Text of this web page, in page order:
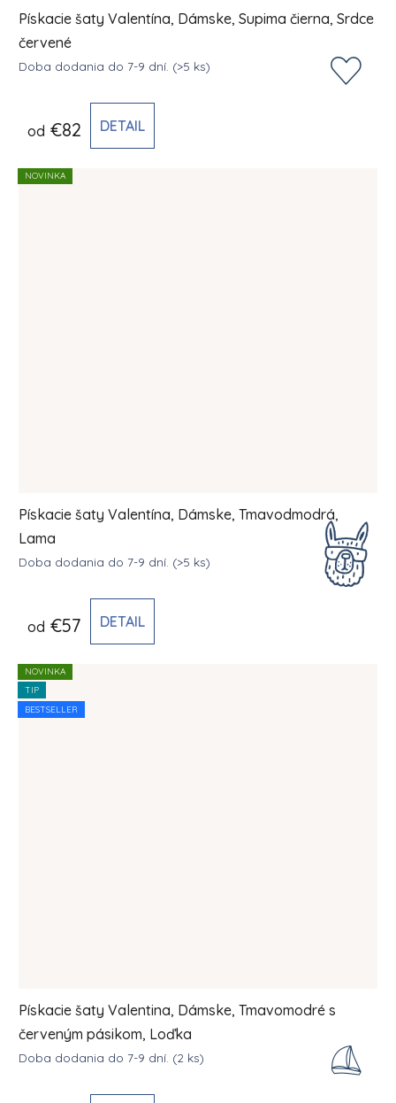
Pískacie šaty Valentína, Dámske, Supima čierna, Srdce
červené
Doba dodania do 7-9 dní. (>5 ks)
od €82 DETAIL
NOVINKA
Pískacie šaty Valentína, Dámske, Tmavodmodrá,
Lama
Doba dodania do 7-9 dní. (>5 ks)
od €57 DETAIL
NOVINKA
TIP
BESTSELLER
Pískacie šaty Valentina, Dámske, Tmavomodré s
červeným pásikom, Loďka
Doba dodania do 7-9 dní. (2 ks)